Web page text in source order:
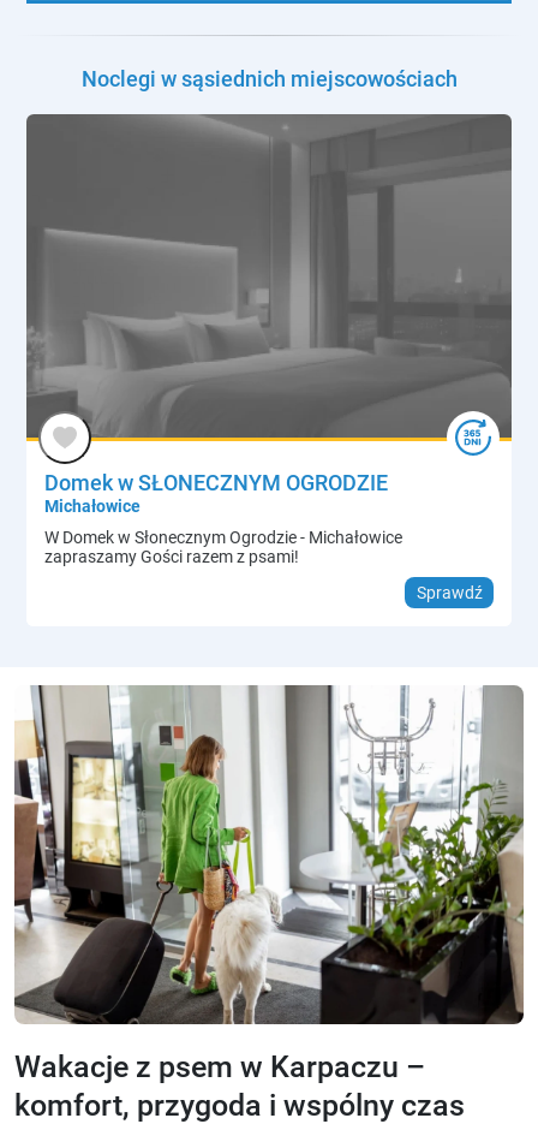
Noclegi w sąsiednich miejscowościach
Domek w SŁONECZNYM OGRODZIE
Michałowice
W Domek w Słonecznym Ogrodzie - Michałowice
zapraszamy Gości razem z psami!
Sprawdź
Wakacje z psem w Karpaczu –
komfort, przygoda i wspólny czas